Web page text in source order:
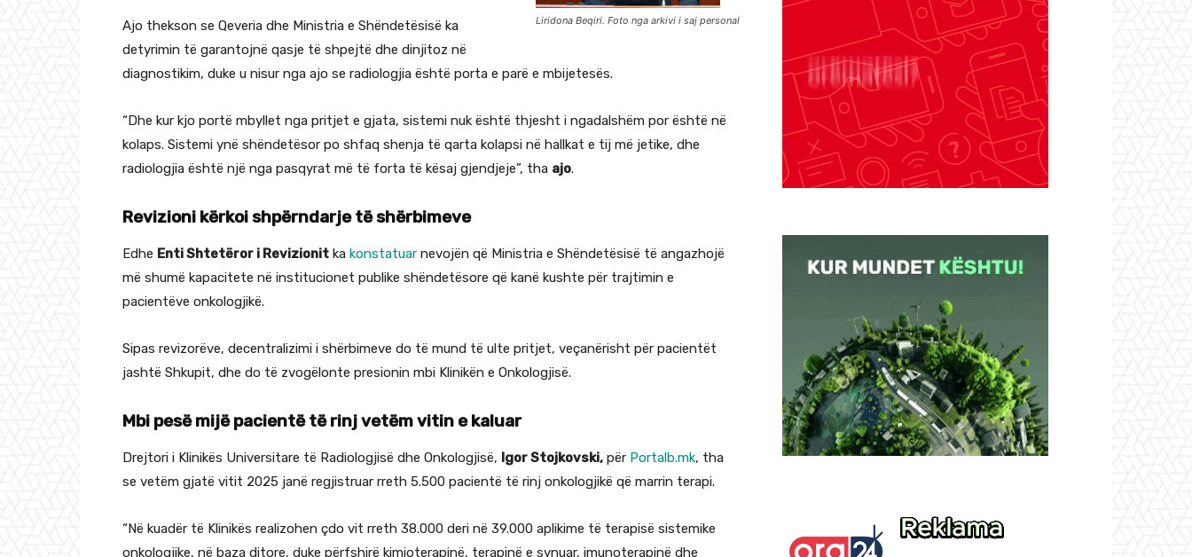
Liridona Beqiri. Foto nga arkivi i saj personal
Ajo thekson se Qeveria dhe Ministria e Shëndetësisë ka
detyrimin të garantojnë qasje të shpejtë dhe dinjitoz në
diagnostikim, duke u nisur nga ajo se radiologjia është porta e parë e mbijetesës.
“Dhe kur kjo portë mbyllet nga pritjet e gjata, sistemi nuk është thjesht i ngadalshëm por është në
kolaps. Sistemi ynë shëndetësor po shfaq shenja të qarta kolapsi në hallkat e tij më jetike, dhe
radiologjia është një nga pasqyrat më të forta të kësaj gjendjeje”, tha ajo.
Revizioni kërkoi shpërndarje të shërbimeve
Edhe Enti Shtetëror i Revizionit ka konstatuar nevojën që Ministria e Shëndetësisë të angazhojë
më shumë kapacitete në institucionet publike shëndetësore që kanë kushte për trajtimin e
pacientëve onkologjikë.
Sipas revizorëve, decentralizimi i shërbimeve do të mund të ulte pritjet, veçanërisht për pacientët
jashtë Shkupit, dhe do të zvogëlonte presionin mbi Klinikën e Onkologjisë.
Mbi pesë mijë pacientë të rinj vetëm vitin e kaluar
Drejtori i Klinikës Universitare të Radiologjisë dhe Onkologjisë, Igor Stojkovski, për Portalb.mk, tha
se vetëm gjatë vitit 2025 janë regjistruar rreth 5.500 pacientë të rinj onkologjikë që marrin terapi.
“Në kuadër të Klinikës realizohen çdo vit rreth 38.000 deri në 39.000 aplikime të terapisë sistemike
onkologjike, në baza ditore, duke përfshirë kimioterapinë, terapinë e synuar, imunoterapinë dhe